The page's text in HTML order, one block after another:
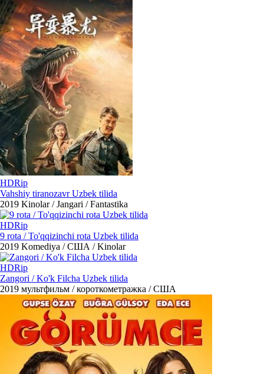
HDRip
Vahshiy tiranozavr Uzbek tilida
2019 Kinolar / Jangari / Fantastika
HDRip
9 rota / To'qqizinchi rota Uzbek tilida
2019 Komediya / США / Kinolar
HDRip
Zangori / Ko'k Filcha Uzbek tilida
2019 мультфильм / короткометражка / США